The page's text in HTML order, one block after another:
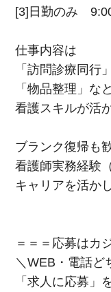
[3]日勤のみ
仕事内容は
「訪問診療同行
「物品整理」な
看護スキルが活
ブランク復帰も
看護師実務経験
キャリアを活か
＝＝＝応募はカ
＼WEB・電話ど
「求⼈に応募」